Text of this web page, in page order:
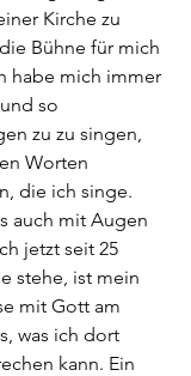
Kirche zu
Bühne für mich
habe mich immer
so
zu zu singen,
Worten
die ich singe.
auch mit Augen
jetzt seit 25
stehe, ist mein
mit Gott am
was ich dort
kann. Ein